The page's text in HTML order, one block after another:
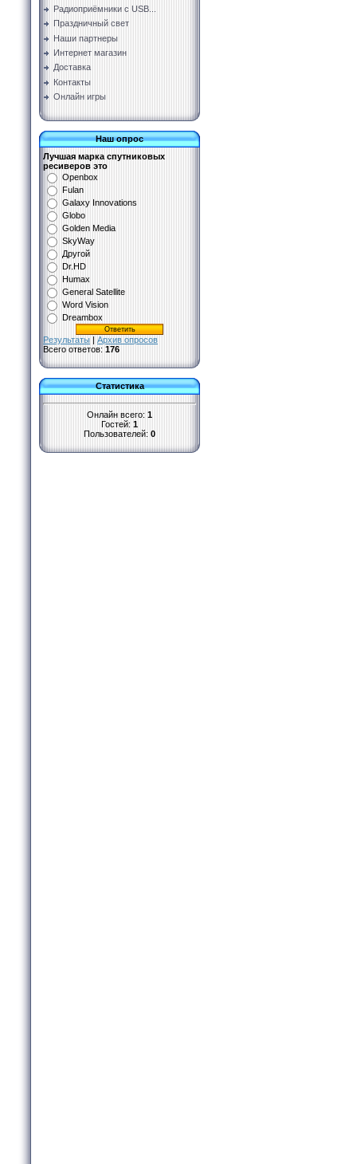
Радиоприёмники с USB...
Праздничный свет
Наши партнеры
Интернет магазин
Доставка
Контакты
Онлайн игры
Наш опрос
Лучшая марка спутниковых
ресиверов это
Openbox
Fulan
Galaxy Innovations
Globo
Golden Media
SkyWay
Другой
Dr.HD
Humax
General Satellite
Word Vision
Dreambox
Результаты | Архив опросов
Всего ответов: 176
Статистика
Онлайн всего: 1
Гостей: 1
Пользователей: 0